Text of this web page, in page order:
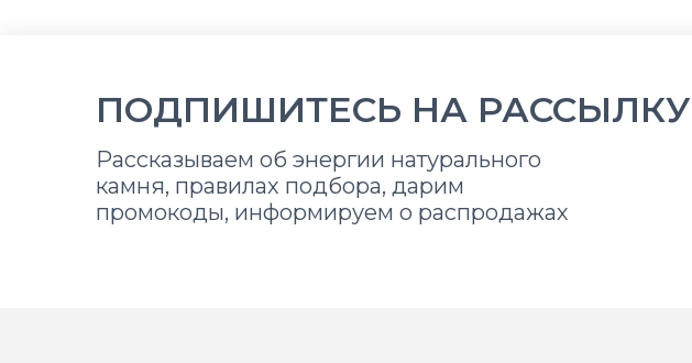
ПОДПИШИТЕСЬ НА РАССЫЛКУ
Рассказываем об энергии натурального
камня, правилах подбора, дарим
промокоды, информируем о распродажах